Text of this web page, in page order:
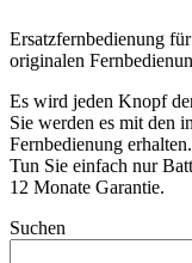
Ersatzfernbedienung für
originalen
Es wird jeden Knopf
Sie werden es mit den
Fernbedienung erhalten.
Tun Sie einfach nur
12 Monate Garantie.
Suchen